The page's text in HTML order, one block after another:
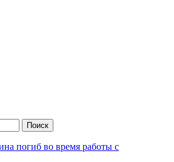
погиб во время работы с